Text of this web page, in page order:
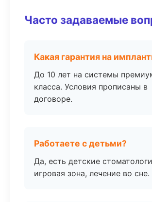
Часто задаваемые
Какая гарантия на
До 10 лет на системы
класса. Условия прописаны в
договоре.
Работаете с детьми?
Да, есть детские
игровая зона, лечение во сне.